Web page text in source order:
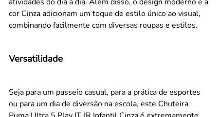
cor Cinza adicionam um toque de estilo único ao visual,
combinando facilmente com diversas roupas e estilos.
Versatilidade
Seja para um passeio casual, para a prática de esportes
ou para um dia de diversão na escola, este Chuteira